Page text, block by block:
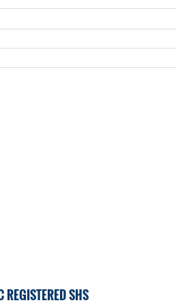
REGISTERED SHS